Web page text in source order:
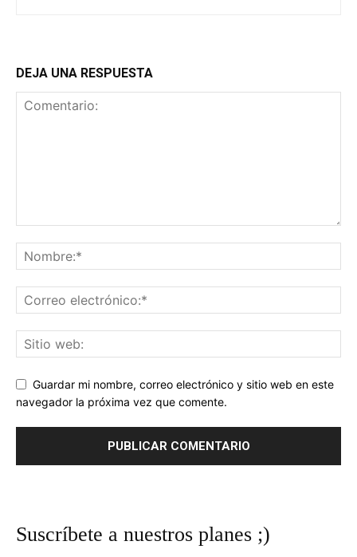
DEJA UNA RESPUESTA
Guardar mi nombre, correo electrónico y sitio web en este
navegador la próxima vez que comente.
Suscríbete a nuestros planes ;)